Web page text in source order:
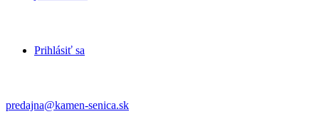
Prihlásiť sa
predajna@kamen-senica.sk